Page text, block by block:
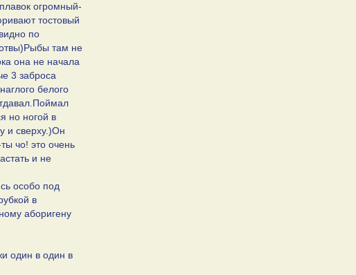
огромный-
тостовый
по
там не
она не начала
3 заброса
белого
но ногой в
и сверху.)Он
чо! это очень
и не
особо под
в
аборигену
один в один в